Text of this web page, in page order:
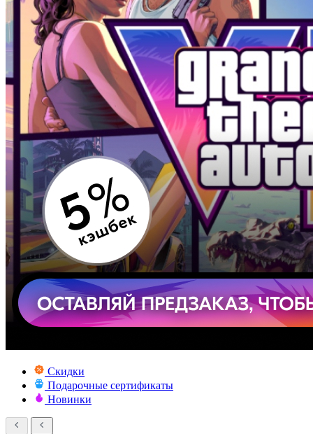
Скидки
Подарочные сертификаты
Новинки